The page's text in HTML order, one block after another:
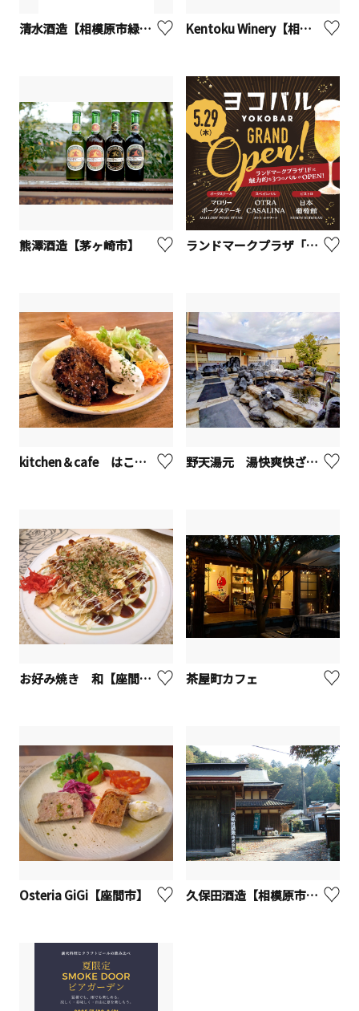
清水酒造【相模原市緑区】 Kentoku Winery【相模原市中央区】
熊澤酒造【茅ヶ崎市】 ランドマークプラザ「ヨコバル」
kitchen＆cafe はこねの森【座間市】 野天湯元 湯快爽快ざま【座間市】
お好み焼き 和【座間市】 茶屋町カフェ
Osteria GiGi【座間市】 久保田酒造【相模原市】※観光事業者向けUV